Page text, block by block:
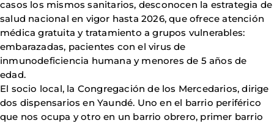
casos los mismos sanitarios, desconocen la estrategia de
salud nacional en vigor hasta 2026, que ofrece atención
médica gratuita y tratamiento a grupos vulnerables:
embarazadas, pacientes con el virus de
inmunodeficiencia humana y menores de 5 años de
edad.
El socio local, la Congregación de los Mercedarios, dirige
dos dispensarios en Yaundé. Uno en el barrio periférico
que nos ocupa y otro en un barrio obrero, primer barrio